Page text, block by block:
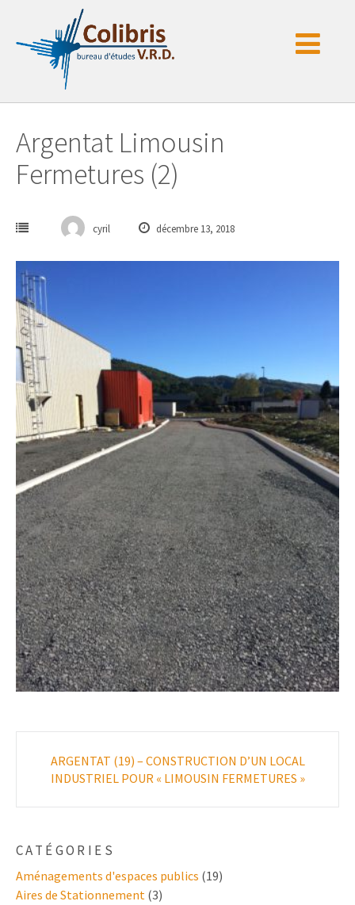
contenu
Argentat Limousin
Fermetures (2)
cyril décembre 13, 2018
navigation
ARGENTAT (19) – CONSTRUCTION D’UN LOCAL
INDUSTRIEL POUR « LIMOUSIN FERMETURES »
CATÉGORIES
Aménagements d'espaces publics (19)
Aires de Stationnement (3)